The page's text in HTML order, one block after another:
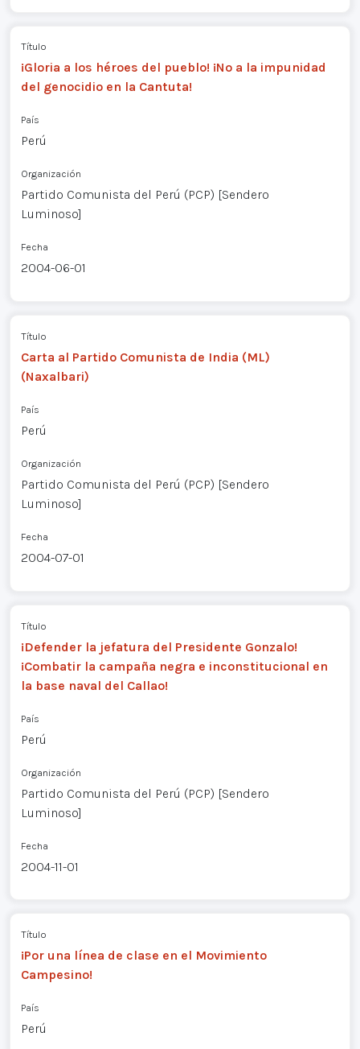
Título
¡Gloria a los héroes del pueblo! ¡No a la impunidad
del genocidio en la Cantuta!
País
Perú
Organización
Partido Comunista del Perú (PCP) [Sendero
Luminoso]
Fecha
2004-06-01
Título
Carta al Partido Comunista de India (ML)
(Naxalbari)
País
Perú
Organización
Partido Comunista del Perú (PCP) [Sendero
Luminoso]
Fecha
2004-07-01
Título
¡Defender la jefatura del Presidente Gonzalo!
¡Combatir la campaña negra e inconstitucional en
la base naval del Callao!
País
Perú
Organización
Partido Comunista del Perú (PCP) [Sendero
Luminoso]
Fecha
2004-11-01
Título
¡Por una línea de clase en el Movimiento
Campesino!
País
Perú